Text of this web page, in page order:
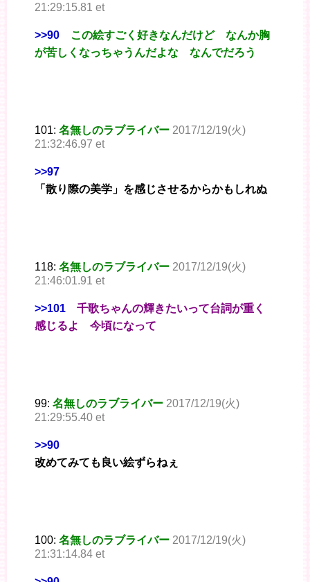
21:29:15.81 et
>>90 この絵すごく好きなんだけど なんか胸
が苦しくなっちゃうんだよな なんでだろう
101: 名無しのラブライバー 2017/12/19(火)
21:32:46.97 et
>>97
「散り際の美学」を感じさせるからかもしれぬ
118: 名無しのラブライバー 2017/12/19(火)
21:46:01.91 et
>>101 千歌ちゃんの輝きたいって台詞が重く
感じるよ 今頃になって
99: 名無しのラブライバー 2017/12/19(火)
21:29:55.40 et
>>90
改めてみても良い絵ずらねぇ
100: 名無しのラブライバー 2017/12/19(火)
21:31:14.84 et